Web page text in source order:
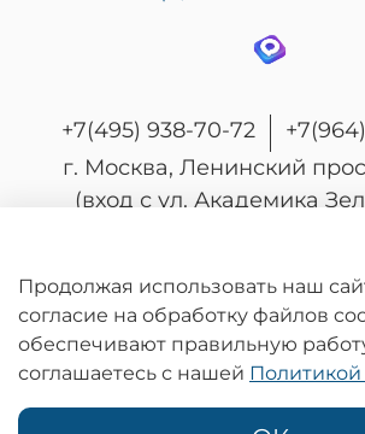
+7(495) 938-70-72
г. Москва, Ленинский
(вход с ул. Академика
© 2026 Любое использование
письменного разрешения
Информация на сайте носит информационный
Гражданского кодекса Российской
Продолжая использовать наш
согласие на обработку файлов
обеспечивают правильную
соглашаетесь с нашей Политикой